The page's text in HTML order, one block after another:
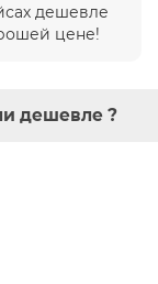
дешевле
цене!
дешевле ?